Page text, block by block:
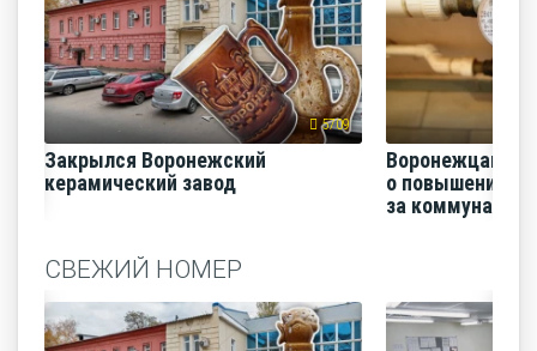
5709
Закрылся Воронежский
керамический завод
Воронежцам
о повышении
за
СВЕЖИЙ НОМЕР